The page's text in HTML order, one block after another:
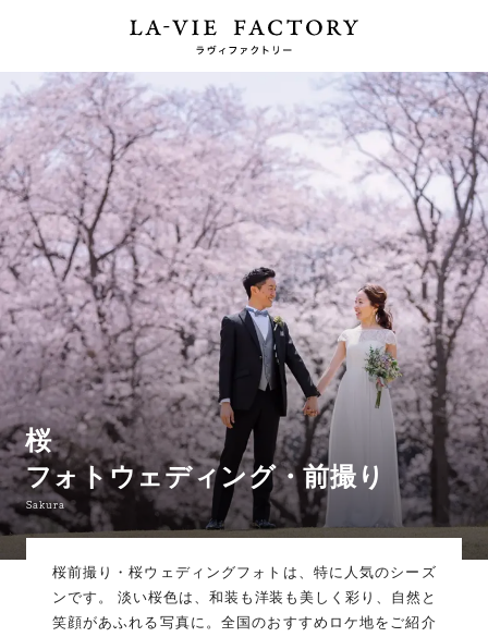
桜
フォトウェディング・前撮り
Sakura
桜前撮り・桜ウェディングフォトは、特に人気のシーズ
ンです。 淡い桜色は、和装も洋装も美しく彩り、自然と
笑顔があふれる写真に。全国のおすすめロケ地をご紹介